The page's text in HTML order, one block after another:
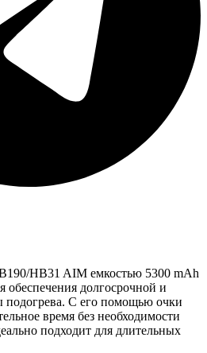
HB31 AIM емкостью 5300 mAh
обеспечения долгосрочной и
подогрева. С его помощью очки
время без необходимости
подходит для длительных